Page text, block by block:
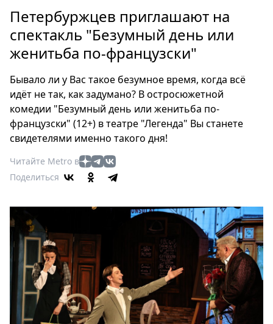
Россия
Мир
Здоровье
Туризм
Мода
Театр
Кино
Афиша
Книги
Пресс-
О
Metro
Стримы
Спецпроекты
Звезды
Выборы
Петербуржцев приглашают на
спектакль "Безумный день или
женитьба по-французски"
Бывало ли у Вас такое безумное время, когда всё
идёт не так, как задумано? В остросюжетной
комедии "Безумный день или женитьба по-
французски" (12+) в театре "Легенда" Вы станете
свидетелями именно такого дня!
Читайте Metro в
Поделиться